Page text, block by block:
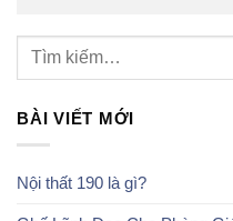
BÀI VIẾT MỚI
Nội thất 190 là gì?